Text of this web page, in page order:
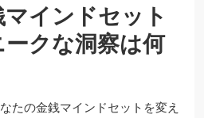
インドセット
クな洞察は何
たの金銭マインドセットを変え